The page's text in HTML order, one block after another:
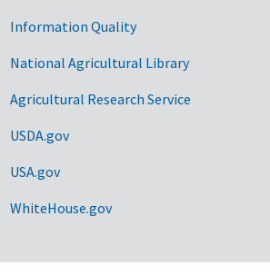
Information Quality
National Agricultural Library
Agricultural Research Service
USDA.gov
USA.gov
WhiteHouse.gov